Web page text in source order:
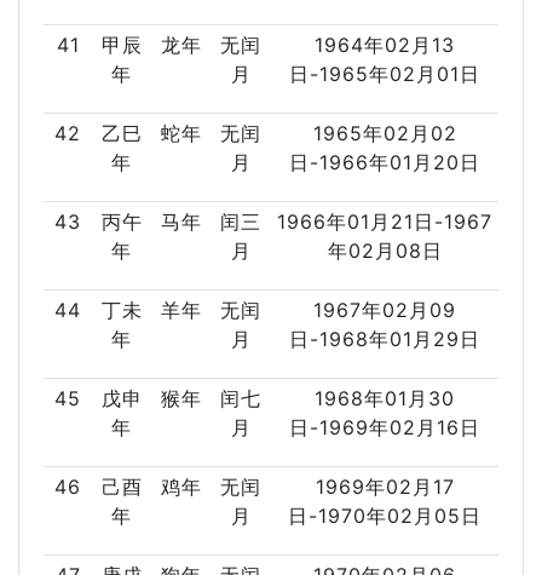
41
甲辰
年
龙年
无闰
月
1964年02月13
日-1965年02月01日
42
乙巳
年
蛇年
无闰
月
1965年02月02
日-1966年01月20日
43
丙午
年
马年
闰三
月
1966年01月21日-1967
年02月08日
44
丁未
年
羊年
无闰
月
1967年02月09
日-1968年01月29日
45
戊申
年
猴年
闰七
月
1968年01月30
日-1969年02月16日
46
己酉
年
鸡年
无闰
月
1969年02月17
日-1970年02月05日